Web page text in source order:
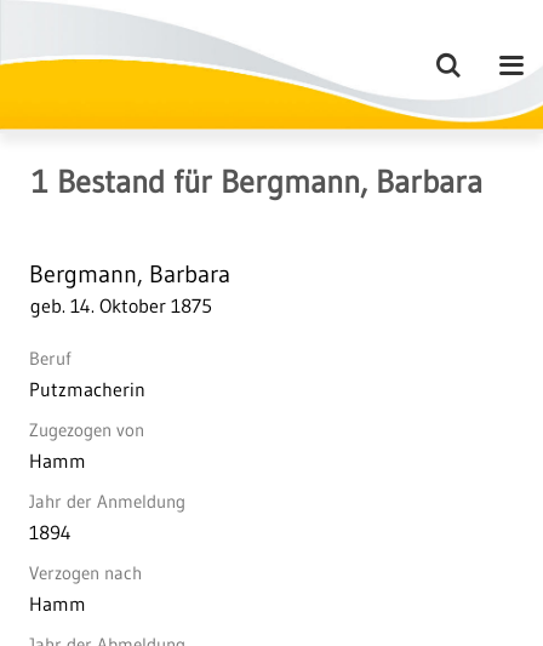
1 Bestand für Bergmann, Barbara
Bergmann, Barbara
geb. 14. Oktober 1875
Beruf
Putzmacherin
Zugezogen von
Hamm
Jahr der Anmeldung
1894
Verzogen nach
Hamm